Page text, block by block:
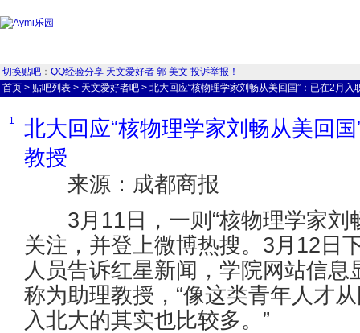
切换贴吧 ： QQ经验分享 天文爱好者 郭 美文 投诉举报！
首页 > 贴吧列表 > 天文爱好者吧 > 北大回应“核物理学家刘畅从美回国”：已在2月入
1
北大回应“核物理学家刘畅从美回
教授
来源：成都商报
3月11日，一则“核物理学家刘
关注，并登上微博热搜。3月12日
人员告诉红星新闻，学院网站信
称为助理教授，“像这类青年人才
入北大的其实也比较多。”